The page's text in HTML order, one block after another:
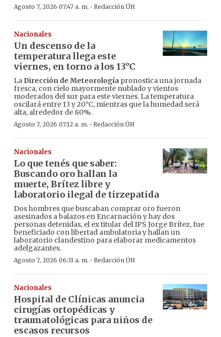
Agosto 7, 2026 07:47 a. m. · Redacción ÚH
Nacionales
Un descenso de la
temperatura llega este
viernes, en torno a los 13°C
La Dirección de Meteorología pronostica una jornada
fresca, con cielo mayormente nublado y vientos
moderados del sur para este viernes. La temperatura
oscilará entre 13 y 20°C, mientras que la humedad será
alta, alrededor de 80%.
Agosto 7, 2026 07:12 a. m. · Redacción ÚH
Nacionales
Lo que tenés que saber:
Buscando oro hallan la
muerte, Brítez libre y
laboratorio ilegal de tirzepatida
Dos hombres que buscaban comprar oro fueron
asesinados a balazos en Encarnación y hay dos
personas detenidas, el ex titular del IPS Jorge Brítez, fue
beneficiado con libertad ambulatoria y hallan un
laboratorio clandestino para elaborar medicamentos
adelgazantes.
Agosto 7, 2026 06:31 a. m. · Redacción ÚH
Nacionales
Hospital de Clínicas anuncia
cirugías ortopédicas y
traumatológicas para niños de
escasos recursos